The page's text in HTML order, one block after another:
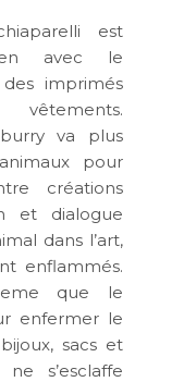
est
avec le
imprimés
va plus
pour
créations
et dialogue
dans l’art,
enflammés.
que le
enfermer le
sacs et
s’esclaffe